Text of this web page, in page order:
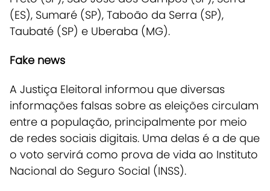
(ES), Sumaré (SP), Taboão da Serra (SP),
Taubaté (SP) e Uberaba (MG).
Fake news
A Justiça Eleitoral informou que diversas
informações falsas sobre as eleições circulam
entre a população, principalmente por meio
de redes sociais digitais. Uma delas é a de que
o voto servirá como prova de vida ao Instituto
Nacional do Seguro Social (INSS).